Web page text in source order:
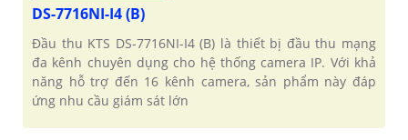
DS-7716NI-I4 (B)
Đầu thu KTS DS-7716NI-I4 (B) là thiết bị đầu thu mạng
đa kênh chuyên dụng cho hệ thống camera IP. Với khả
năng hỗ trợ đến 16 kênh camera, sản phẩm này đáp
ứng nhu cầu giám sát lớn